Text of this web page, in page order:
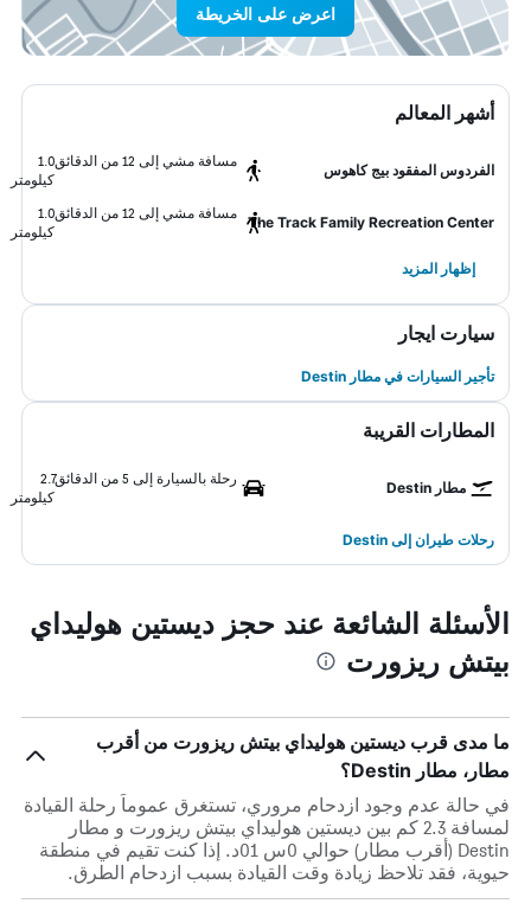
اعرض على الخريطة
أشهر المعالم
الفردوس المفقود بيج كاهوس
مسافة مشي إلى 12 من الدقائق
1.0
كيلومتر
The Track Family Recreation Center
مسافة مشي إلى 12 من الدقائق
1.0
كيلومتر
إظهار المزيد
سيارت ايجار
تأجير السيارات في مطار Destin
المطارات القريبة
مطار Destin
رحلة بالسيارة إلى 5 من الدقائق
2.7
كيلومتر
رحلات طيران إلى Destin
الأسئلة الشائعة عند حجز ديستين هوليداي
بيتش ريزورت
ما مدى قرب ديستين هوليداي بيتش ريزورت من أقرب
مطار، مطار Destin؟
في حالة عدم وجود ازدحام مروري، تستغرق عموماً رحلة القيادة
لمسافة 2.3 كم بين ديستين هوليداي بيتش ريزورت و مطار
Destin (أقرب مطار) حوالي 0س 01د. إذا كنت تقيم في منطقة
حيوية، فقد تلاحظ زيادة وقت القيادة بسبب ازدحام الطرق.